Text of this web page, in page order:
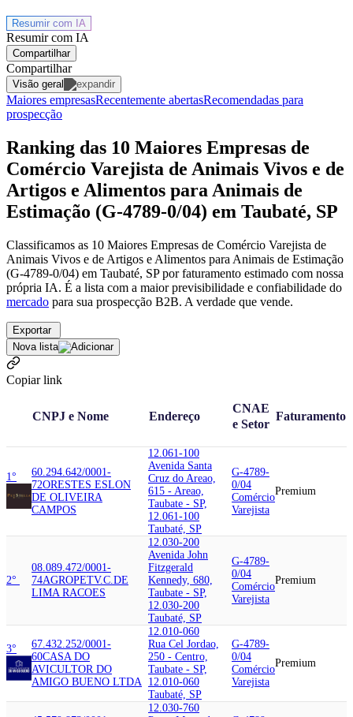
Resumir com IA
Resumir com IA
Compartilhar
Compartilhar
Visão geral
Maiores empresasRecentemente abertasRecomendadas para
prospecção
Ranking das 10 Maiores Empresas de
Comércio Varejista de Animais Vivos e de
Artigos e Alimentos para Animais de
Estimação (G-4789-0/04) em Taubaté, SP
Classificamos as 10 Maiores Empresas de Comércio Varejista de
Animais Vivos e de Artigos e Alimentos para Animais de Estimação
(G-4789-0/04) em Taubaté, SP por faturamento estimado com nossa
própria IA. É a lista com a maior previsibilidade e confiabilidade do
mercado para sua prospecção B2B. A verdade que vende.
Exportar
Nova lista
Copiar link
CNPJ e Nome Endereço
CNAE
e Setor
Faturamento
1°
60.294.642/0001-
72ORESTES ESLON
DE OLIVEIRA
CAMPOS
12.061-100
Avenida Santa
Cruz do Areao,
615 - Areao,
Taubate - SP,
12.061-100
Taubaté, SP
G-4789-
0/04
Comércio
Varejista
Premium
2°
08.089.472/0001-
74AGROPETV.C.DE
LIMA RACOES
12.030-200
Avenida John
Fitzgerald
Kennedy, 680,
Taubate - SP,
12.030-200
Taubaté, SP
G-4789-
0/04
Comércio
Varejista
Premium
3°
67.432.252/0001-
60CASA DO
AVICULTOR DO
AMIGO BUENO LTDA
12.010-060
Rua Cel Jordao,
250 - Centro,
Taubate - SP,
12.010-060
Taubaté, SP
G-4789-
0/04
Comércio
Varejista
Premium
12.030-760